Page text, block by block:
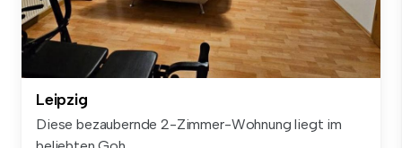
Leipzig
Diese bezaubernde 2-Zimmer-Wohnung liegt im